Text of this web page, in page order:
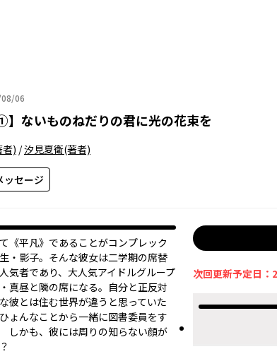
06
06日
】 ないものねだりの君に光の花束を
者) /汐見夏衛(著者)
ッセージ
《平凡》であることがコンプレック
・影子。そんな彼女は二学期の席替
気者であり、大人気アイドルグループ
真昼と隣の席になる。自分と正反対
彼とは住む世界が違うと思っていた
んなことから一緒に図書委員をす
しかも、彼には周りの知らない顔が
次回更新予定日